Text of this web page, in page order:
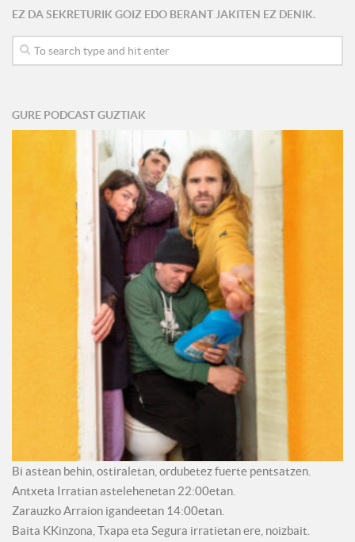
EZ DA SEKRETURIK GOIZ EDO BERANT JAKITEN EZ DENIK.
GURE PODCAST GUZTIAK
Bi astean behin, ostiraletan, ordubetez fuerte pentsatzen.
Antxeta Irratian astelehenetan 22:00etan.
Zarauzko Arraion igandeetan 14:00etan.
Baita KKinzona, Txapa eta Segura irratietan ere, noizbait.